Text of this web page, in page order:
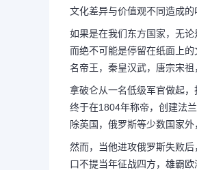
文化差异与价值观不同造成的
如果是在我们东方国家，无
而绝不可能是停留在纸面上
名帝王，秦皇汉武，唐宗宋
拿破仑从一名低级军官做起，
终于在1804年称帝，创建法
除英国，俄罗斯等少数国家
然而，当他进攻俄罗斯失败
口不提当年征战四方，雄霸
民法典法制里
骄傲的功
为什么拿破仑自
国皇帝拿破仑能以编